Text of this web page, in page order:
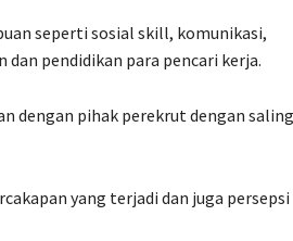
seperti sosial skill, komunikasi,
pendidikan para pencari kerja.
dengan pihak perekrut dengan saling
yang terjadi dan juga persepsi